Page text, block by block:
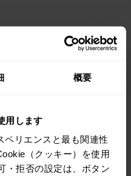
概要
用します
ペリエンスと最も関連性
（クッキー）を使用
・拒否の設定は、ボタン